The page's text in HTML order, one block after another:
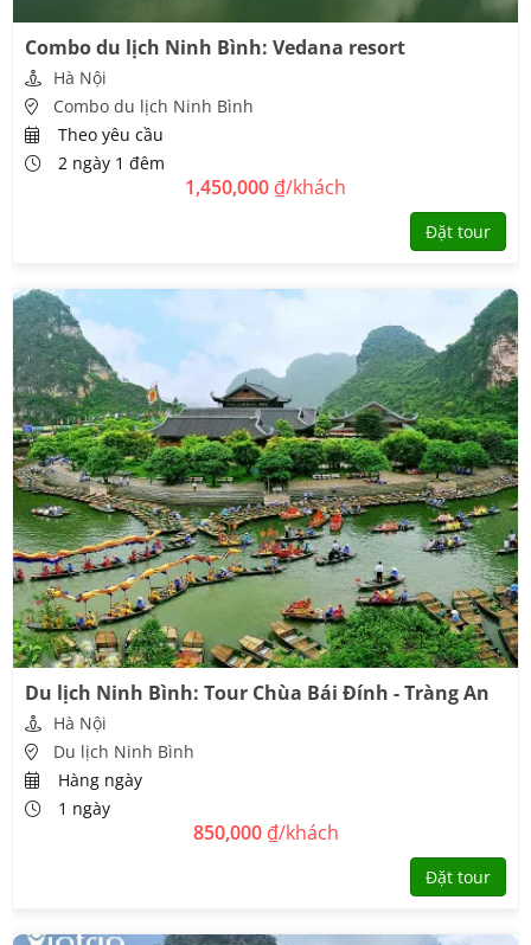
Combo du lịch Ninh Bình: Vedana resort
Hà Nội
Combo du lịch Ninh Bình
Theo yêu cầu
2 ngày 1 đêm
1,450,000 ₫/khách
Đặt tour
Du lịch Ninh Bình: Tour Chùa Bái Đính - Tràng An
Hà Nội
Du lịch Ninh Bình
Hàng ngày
1 ngày
850,000 ₫/khách
Đặt tour